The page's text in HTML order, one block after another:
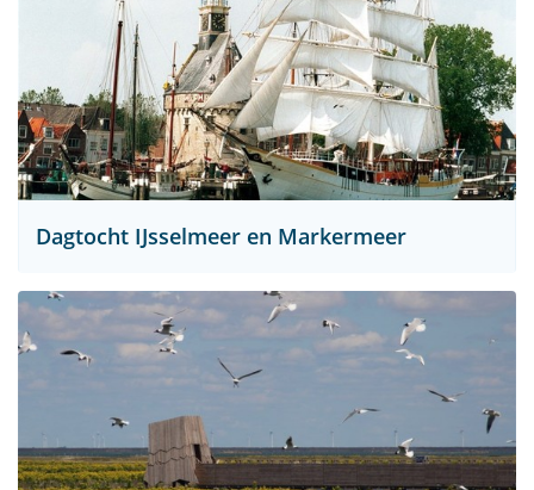
Dagtocht IJsselmeer en Markermeer